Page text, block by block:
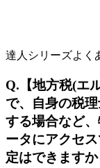
達人シリーズよく
Q.【地方税(エ
で、自身の税
する場合など
ータにアクセ
定はできますか